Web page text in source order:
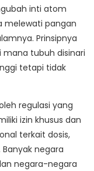
inti atom
melewati pangan
Prinsipnya
tubuh disinari
tetapi tidak
regulasi yang
izin khusus dan
terkait dosis,
negara
negara-negara